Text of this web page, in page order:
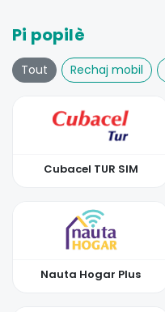
Pi popilè
Tout Rechaj mobil
Cubacel TUR SIM
Nauta Hogar Plus